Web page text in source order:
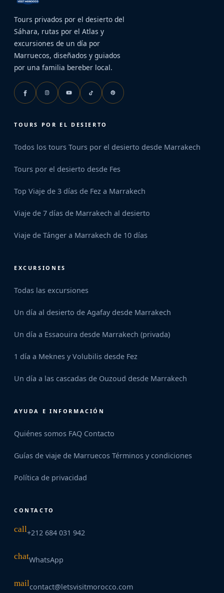
Tours privados por el desierto del
Sáhara, rutas por el Atlas y
excursiones de un día por
Marruecos, diseñados y guiados
por una familia bereber local.
TOURS POR EL DESIERTO
Todos los tours Tours por el desierto desde Marrakech
Tours por el desierto desde Fes
Top Viaje de 3 días de Fez a Marrakech
Viaje de 7 días de Marrakech al desierto
Viaje de Tánger a Marrakech de 10 días
EXCURSIONES
Todas las excursiones
Un día al desierto de Agafay desde Marrakech
Un día a Essaouira desde Marrakech (privada)
1 día a Meknes y Volubilis desde Fez
Un día a las cascadas de Ouzoud desde Marrakech
AYUDA E INFORMACIÓN
Quiénes somos FAQ Contacto
Guías de viaje de Marruecos Términos y condiciones
Política de privacidad
CONTACTO
call+212 684 031 942
chatWhatsApp
mailcontact@letsvisitmorocco.com